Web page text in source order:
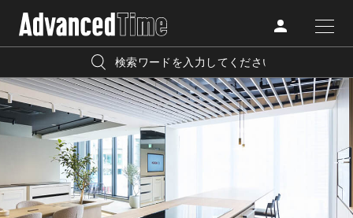
CATEGORY
FASHION
BEAUTY
AdvancedClub
『AdvancedTime』は、自由でしなやかに生きるハイエンド
な大人達におくる、スペシャルイシュー満載のメディア。
人気の検索キーワード
宿泊 プレゼント
リゾート